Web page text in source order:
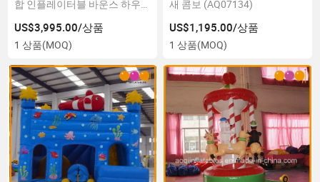
합 인플레이터블 바운스 하우
US$3,995.00/상품
1 상품(MOQ)
새 콤보 (AQ07134)
US$1,195.00/상품
1 상품(MOQ)